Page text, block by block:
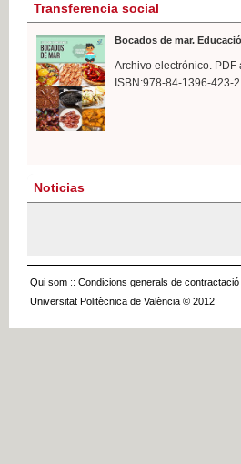
Transferencia social
Bocados de mar.
Archivo electrónico. PDF
ISBN:978-84-1396-423-2
Noticias
Qui som :: Condicions generals de contractació
Universitat Politècnica de València © 2012